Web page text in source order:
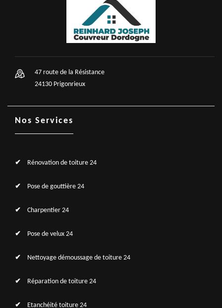
47 route de la Résistance
24130 Prigonrieux
Nos Services
Rénovation de toiture 24
Pose de gouttière 24
Charpentier 24
Pose de velux 24
Nettoyage démoussage de toiture 24
Réparation de toiture 24
Etanchéité toiture 24